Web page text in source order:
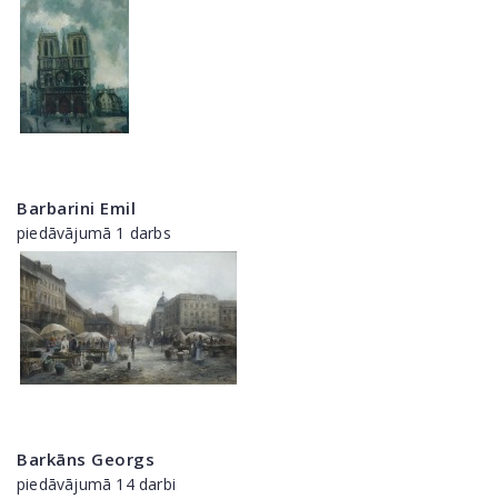
Barbarini Emil
piedāvājumā 1 darbs
Barkāns Georgs
piedāvājumā 14 darbi